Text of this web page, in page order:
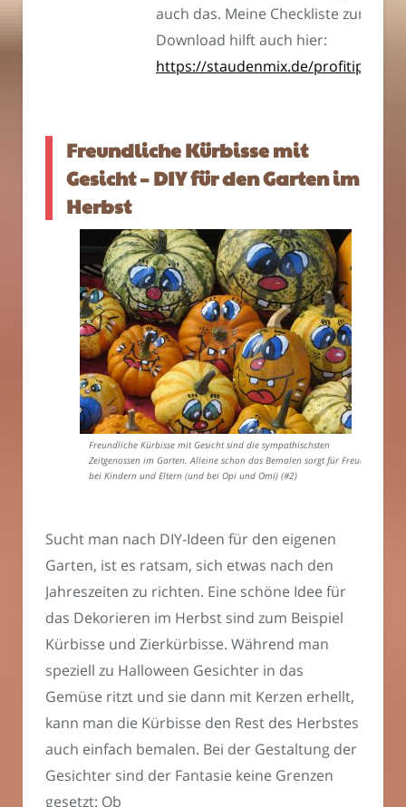
auch das. Meine Checkliste zum
Download hilft auch hier:
https://staudenmix.de/profitipps
Freundliche Kürbisse mit
Gesicht – DIY für den Garten im
Herbst
Freundliche Kürbisse mit Gesicht sind die sympathischsten
Zeitgenossen im Garten. Alleine schon das Bemalen sorgt für Freude
bei Kindern und Eltern (und bei Opi und Omi) (#2)
Sucht man nach DIY-Ideen für den eigenen
Garten, ist es ratsam, sich etwas nach den
Jahreszeiten zu richten. Eine schöne Idee für
das Dekorieren im Herbst sind zum Beispiel
Kürbisse und Zierkürbisse. Während man
speziell zu Halloween Gesichter in das
Gemüse ritzt und sie dann mit Kerzen erhellt,
kann man die Kürbisse den Rest des Herbstes
auch einfach bemalen. Bei der Gestaltung der
Gesichter sind der Fantasie keine Grenzen
gesetzt: Ob